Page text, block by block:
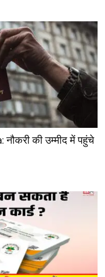
की उम्मीद में पहुंचे